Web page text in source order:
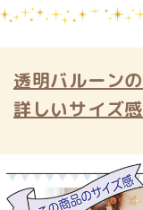
透明バルーンの
詳しいサイズ感